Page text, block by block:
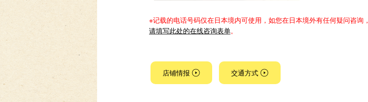
※记载的电话号码仅在日本境内可使用，如您在日本境外有任何疑问咨询，
请填写此处的在线咨询表单。
店铺情报 交通方式